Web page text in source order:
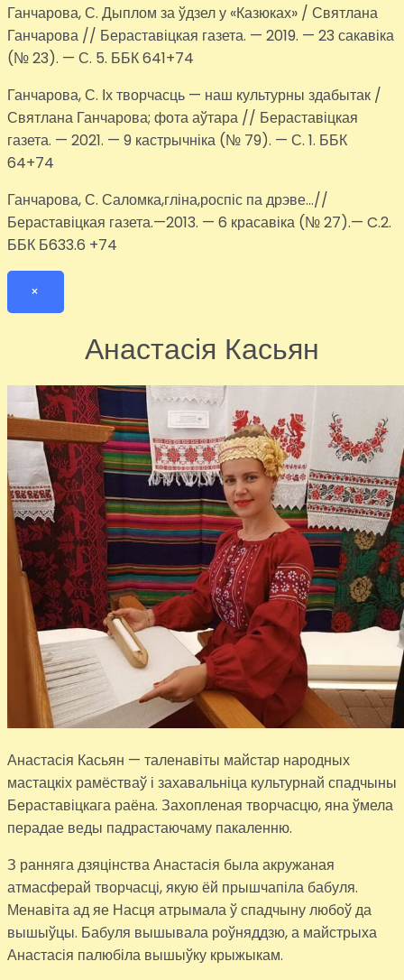
Ганчарова, С. Дыплом за ўдзел у «Казюках» / Святлана
Ганчарова // Бераставіцкая газета. — 2019. — 23 сакавіка
(№ 23). — С. 5. ББК 641+74
Ганчарова, С. Іх творчасць — наш культурны здабытак /
Святлана Ганчарова; фота аўтара // Бераставіцкая
газета. — 2021. — 9 кастрычніка (№ 79). — С. 1. ББК
64+74
Ганчарова, С. Саломка,гліна,роспіс па дрэве…//
Бераставіцкая газета.—2013. — 6 красавіка (№ 27).— C.2.
ББК Б633.6 +74
×
Анастасія Касьян
Анастасія Касьян — таленавіты майстар народных
мастацкіх рамёстваў і захавальніца культурнай спадчыны
Бераставіцкага раёна. Захопленая творчасцю, яна ўмела
перадае веды падрастаючаму пакаленню.
З ранняга дзяцінства Анастасія была акружаная
атмасферай творчасці, якую ёй прышчапіла бабуля.
Менавіта ад яе Насця атрымала ў спадчыну любоў да
вышыўцы. Бабуля вышывала роўняддзю, а майстрыха
Анастасія палюбіла вышыўку крыжыкам.